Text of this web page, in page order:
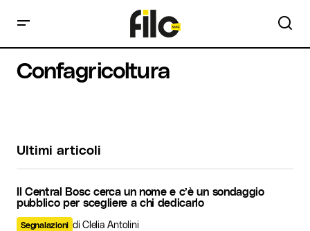
Confagricoltura
Ultimi articoli
Il Central Bosc cerca un nome e c’è un sondaggio
pubblico per scegliere a chi dedicarlo
Segnalazioni di Clelia Antolini